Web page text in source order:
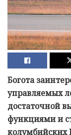
Богота
управляемых
достаточной
функциями и
колумбийских